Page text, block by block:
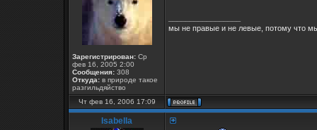
Зарегистрирован: Ср
фев 16, 2005 2:00
Сообщения: 308
Откуда: в природе такое
разгильдяйство
мы не правые и не левые, потому что
Чт фев 16, 2006 17:09
Isabella